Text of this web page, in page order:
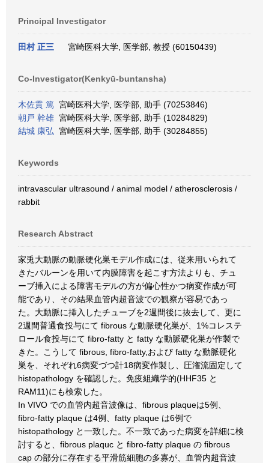
Principal Investigator
田村 正三 宮崎医科大学, 医学部, 教授 (60150439)
Co-Investigator(Kenkyū-buntansha)
木佐貫 篤 宮崎医科大学, 医学部, 助手 (70253846)
朝戸 幹雄 宮崎医科大学, 医学部, 助手 (10284829)
結城 康弘 宮崎医科大学, 医学部, 助手 (30284855)
Keywords
intravascular ultrasound / animal model / atherosclerosis /
rabbit
Research Abstract
家兎大動脈の動脈硬化巣モデル作成には、従来用いられて
きたバルーンを用いて内膜障害を起こす方法よりも、チュ
ーブ挿入による障害モデルの方が偏心性かつ病変作成が可
能であり、その結果血管内超音波での観察が容易であっ
た。大動脈に挿入したチューブを2週間後に抜去して、更に
2週間普通食投与にて fibrous な動脈硬化巣が、1%コレステ
ロール食投与にて fibro-fatty と fatty な動脈硬化巣が作製で
きた。こうして fibrous, fibro-fatty,および fatty な動脈硬化
巣を、それぞれ6病変づつ計18病変作製し、圧潅流固定して
histopathology を確認した。免疫組織学的(HHF35 と
RAM11)にも検索した。
In VIVO での血管内超音波像は、fibrous plaqueは5例、
fibro-fatty plaque は4例、fatty plaque は6例で
histopathology と一致した。不一致であった病変を詳細に検
討すると、fibrous plaquc と fibro-fatty plaque の fibrous
cap の部分に存在する平滑筋細胞の多寡が、血管内超音波